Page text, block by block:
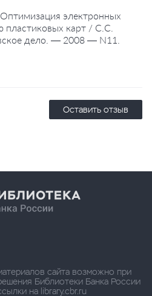
электронных
карт / С.С.
дело. — 2008 — N11.
Оставить отзыв
сайта возможно при
Библиотеки Банка России
на library.cbr.ru